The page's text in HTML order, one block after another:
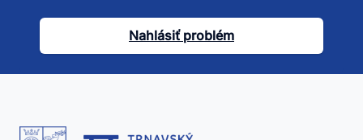
článok
užitočný?
Nahlásiť problém